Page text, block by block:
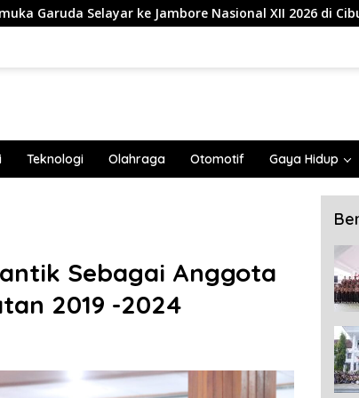
Jambore Nasional XII 2026 di Cibubur 839
Teknologi Olahraga Otomotif Gaya Hidup
Sebagai Anggota
2019 -2024